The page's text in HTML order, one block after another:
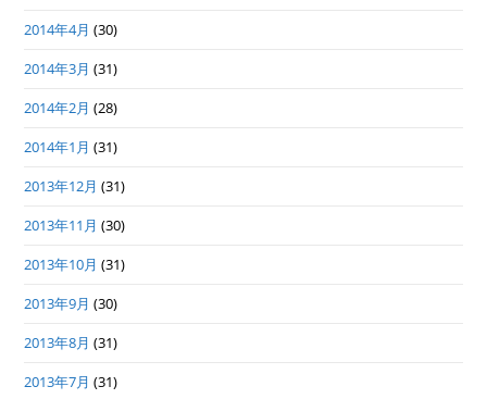
2014年4月 (30)
2014年3月 (31)
2014年2月 (28)
2014年1月 (31)
2013年12月 (31)
2013年11月 (30)
2013年10月 (31)
2013年9月 (30)
2013年8月 (31)
2013年7月 (31)